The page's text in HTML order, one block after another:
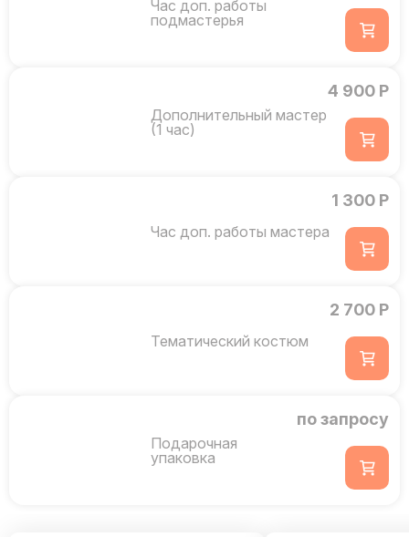
Час доп. работы
подмастерья
Дополнительный мастер
(1 час)
4 900 Р
Час доп. работы мастера
1 300 Р
Тематический костюм
2 700 Р
Подарочная
упаковка
по запросу